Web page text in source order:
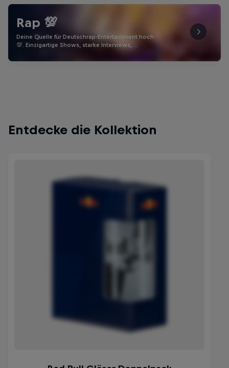
Rap 💯
Deine Quelle für Deutschrap-Entertainment hoch
💯. Einzigartige Shows, starke Interviews, …
Entdecke die Kollektion